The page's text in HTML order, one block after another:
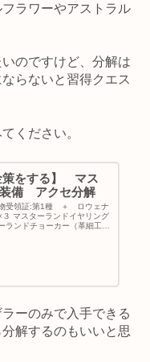
ラワーやアストラル
のですけど、分解は
らないと習得クエス
ください。
策をする】 マス
備 アクセ分解
物受領証:第1種 ＋ ロウェナ
マスターランドイヤリング
ランドチョーカー（革細工）
ーのみで入手できる
解するのもいいと思